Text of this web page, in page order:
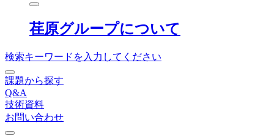
荏原グループについて
検索キーワードを入力してください
課題から探す
Q&A
技術資料
お問い合わせ